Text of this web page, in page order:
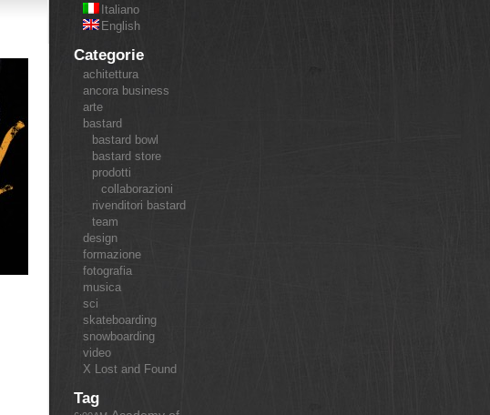
Italiano
English
Categorie
achitettura
ancora business
arte
bastard
bastard bowl
bastard store
prodotti
collaborazioni
rivenditori bastard
team
design
formazione
fotografia
musica
sci
skateboarding
snowboarding
video
X Lost and Found
Tag